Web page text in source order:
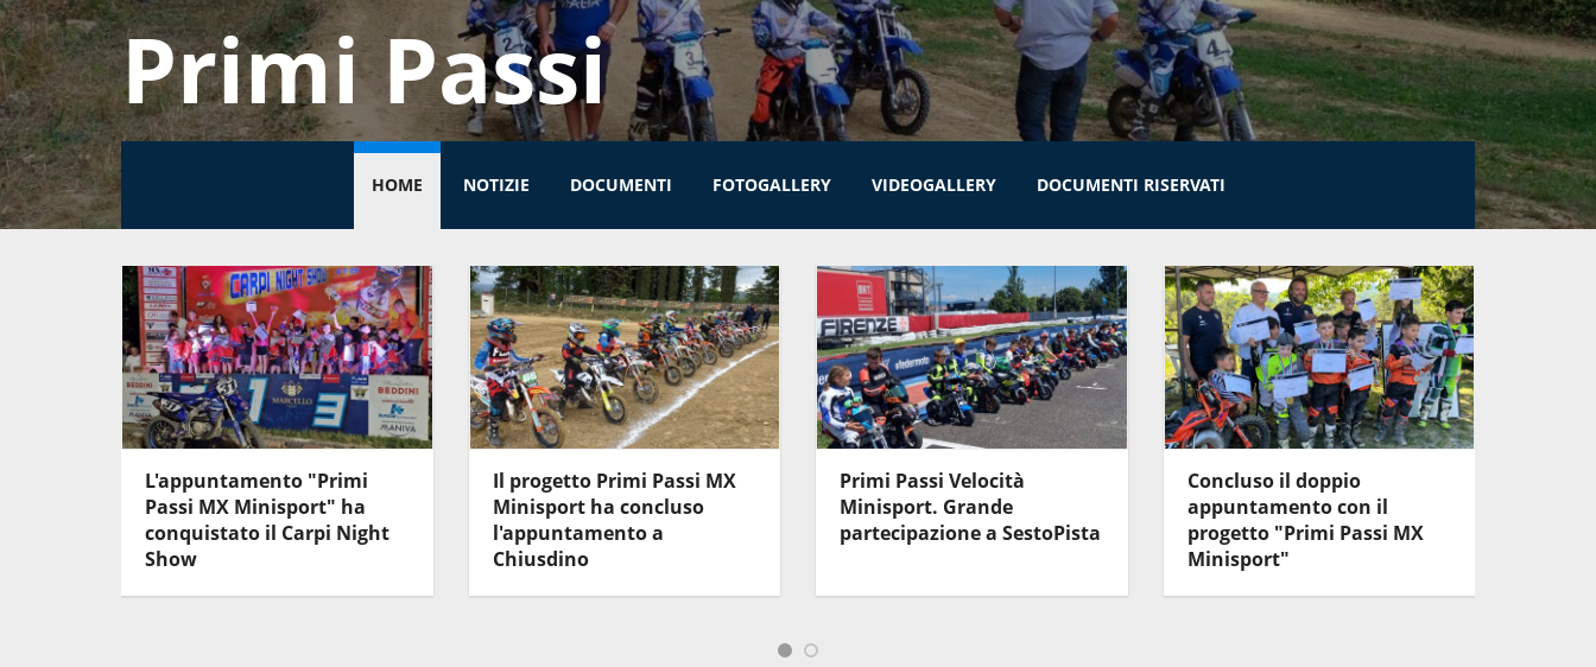
Primi Passi
HOME NOTIZIE DOCUMENTI FOTOGALLERY VIDEOGALLERY DOCUMENTI RISERVATI
L'appuntamento "Primi
Passi MX Minisport" ha
conquistato il Carpi Night
Show
Il progetto Primi Passi MX
Minisport ha concluso
l'appuntamento a
Chiusdino
Primi Passi Velocità
Minisport. Grande
partecipazione a SestoPista
Concluso il doppio
appuntamento con il
progetto "Primi Passi MX
Minisport"